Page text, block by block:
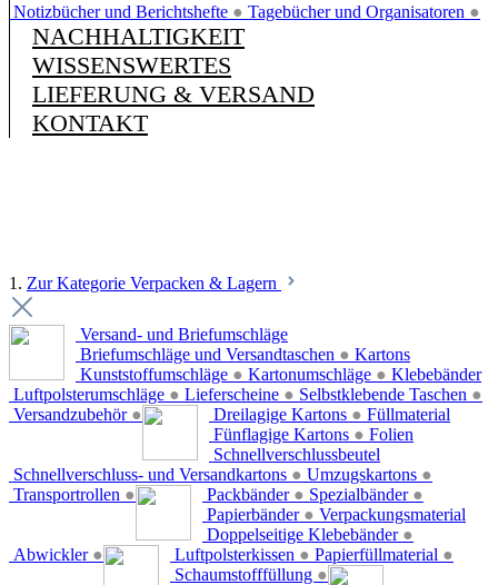
Notizbücher und Berichtshefte ● Tagebücher und Organisatoren ●
NACHHALTIGKEIT
WISSENSWERTES
LIEFERUNG & VERSAND
KONTAKT
1. Zur Kategorie Verpacken & Lagern
Versand- und Briefumschläge
Briefumschläge und Versandtaschen ●
Kunststoffumschläge ● Kartonumschläge ●
Luftpolsterumschläge ● Lieferscheine ● Selbstklebende Taschen ●
Versandzubehör ●
Kartons
Dreilagige Kartons ●
Fünflagige Kartons ●
Schnellverschluss- und Versandkartons ● Umzugskartons ●
Transportrollen ●
Klebebänder
Packbänder ● Spezialbänder ●
Papierbänder ●
Doppelseitige Klebebänder ●
Abwickler ●
Füllmaterial
Luftpolsterkissen ● Papierfüllmaterial ●
Schaumstofffüllung ●
Folien
Schnellverschlussbeutel
Verpackungsmaterial